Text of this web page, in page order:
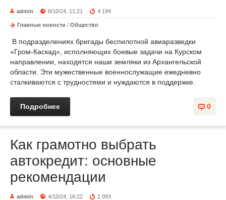
admin 8/10/24, 11:21 4 194
Главные новости / Общество
В подразделениях бригады беспилотной авиаразведки
«Гром-Каскад», исполняющих боевые задачи на Курском
направлении, находятся наши земляки из Архангельской
области. Эти мужественные военнослужащие ежедневно
сталкиваются с трудностями и нуждаются в поддержке.
0
Подробнее
Как грамотно выбрать
автокредит: основные
рекомендации
admin 4/10/24, 16:22 1 093